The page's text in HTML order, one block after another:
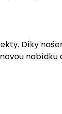
Díky
nabídku